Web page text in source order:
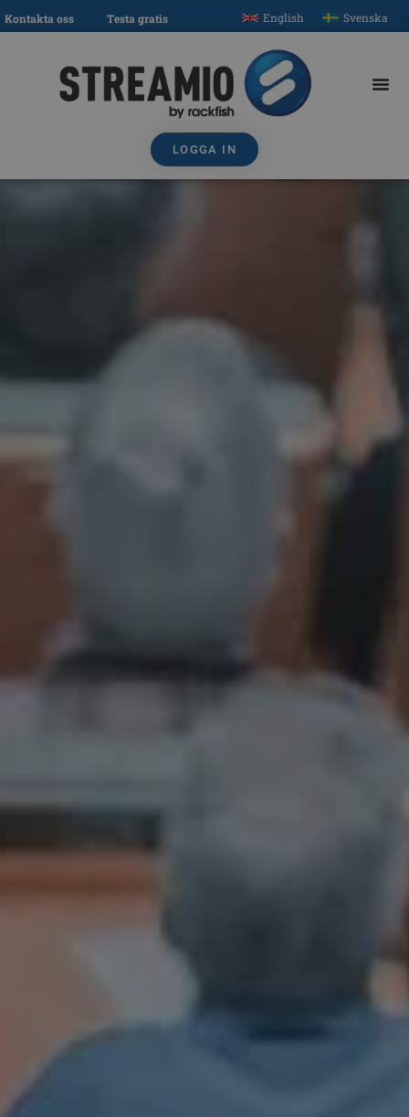
Kontakta oss Testa gratis English Svenska
LOGGA IN